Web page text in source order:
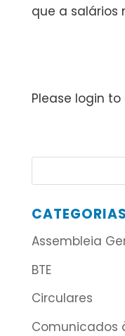
que a salários
Please login
CATEGORIAS
Assembleia
BTE
Circulares
Comunicados